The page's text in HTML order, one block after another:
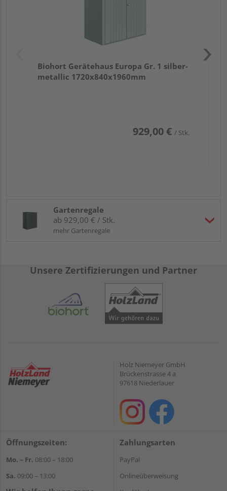
Biohort Gerätehaus Europa Gr. 1 silber-
metallic 1720x840x1960mm
929,00 € / Stk.
Gartenregale
ab 929,00 € / Stk.
mehr Gartenregale
Unsere Zertifizierungen und Partner
Holz Niemeyer GmbH
Brückenstrasse 4 a
97618 Niederlauer
Öffnungszeiten:
Mo. – Fr. 08:00 – 18:00
Sa. 09:00 – 13:00
Zahlungsarten
PayPal
Onlineüberweisung